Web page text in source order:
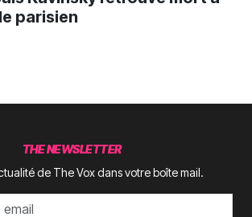
parisien
THE NEWSLETTER
de The Vox dans votre boîte mail.